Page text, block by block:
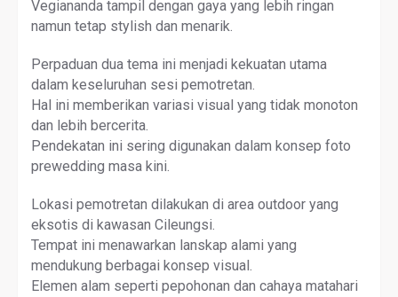
Vegiananda tampil dengan gaya yang lebih ringan
namun tetap stylish dan menarik.
Perpaduan dua tema ini menjadi kekuatan utama
dalam keseluruhan sesi pemotretan.
Hal ini memberikan variasi visual yang tidak monoton
dan lebih bercerita.
Pendekatan ini sering digunakan dalam konsep foto
prewedding masa kini.
Lokasi pemotretan dilakukan di area outdoor yang
eksotis di kawasan Cileungsi.
Tempat ini menawarkan lanskap alami yang
mendukung berbagai konsep visual.
Elemen alam seperti pepohonan dan cahaya matahari